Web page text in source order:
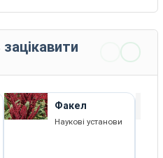
Факел
Наукові установи